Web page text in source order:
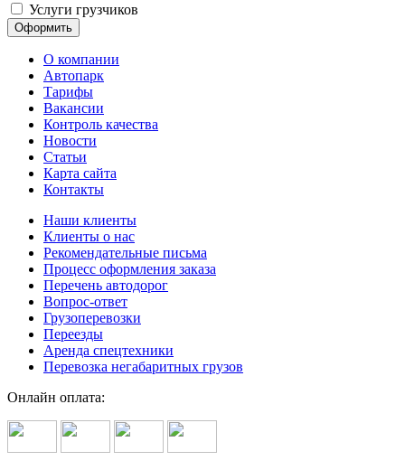
Услуги грузчиков
О компании
Автопарк
Тарифы
Вакансии
Контроль качества
Новости
Статьи
Карта сайта
Контакты
Наши клиенты
Клиенты о нас
Рекомендательные письма
Процесс оформления заказа
Перечень автодорог
Вопрос-ответ
Грузоперевозки
Переезды
Аренда спецтехники
Перевозка негабаритных грузов
Онлайн оплата: